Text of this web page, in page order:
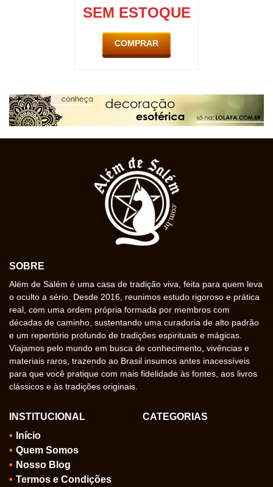
SEM ESTOQUE
COMPRAR
SOBRE
Além de Salém é uma casa de tradição viva, feita para quem leva
o oculto a sério. Desde 2016, reunimos estudo rigoroso e prática
real, com uma ordem própria formada por membros com
décadas de caminho, sustentando uma curadoria de alto padrão
e um repertório profundo de tradições espirituais e mágicas.
Viajamos pelo mundo em busca de conhecimento, vivências e
materiais raros, trazendo ao Brasil insumos antes inacessíveis
para que você pratique com mais fidelidade às fontes, aos livros
clássicos e às tradições originais.
INSTITUCIONAL
Início
Quem Somos
Nosso Blog
Termos e Condições
CATEGORIAS